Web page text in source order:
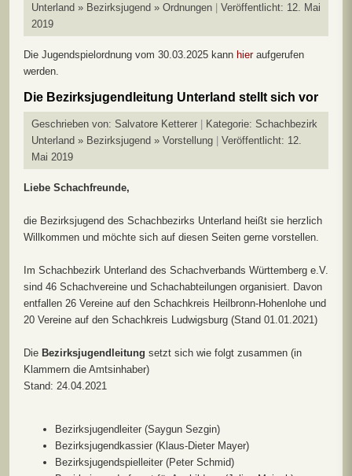
Unterland » Bezirksjugend » Ordnungen
Veröffentlicht: 12. Mai
2019
Die Jugendspielordnung vom 30.03.2025 kann hieraufgerufen
werden.
Die Bezirksjugendleitung Unterland stellt sich vor
Geschrieben von: Salvatore Ketterer Kategorie: Schachbezirk
Unterland » Bezirksjugend » Vorstellung
Veröffentlicht: 12.
Mai 2019
Liebe Schachfreunde,
die Bezirksjugend des Schachbezirks Unterland heißt sie herzlich
Willkommen und möchte sich auf diesen Seiten gerne vorstellen.
Im Schachbezirk Unterland des Schachverbands Württemberg e.V.
sind 46 Schachvereine und Schachabteilungen organisiert. Davon
entfallen 26 Vereine auf den Schachkreis Heilbronn-Hohenlohe und
20 Vereine auf den Schachkreis Ludwigsburg (Stand 01.01.2021)
Die Bezirksjugendleitung setzt sich wie folgt zusammen (in
Klammern die Amtsinhaber)
Stand: 24.04.2021
Bezirksjugendleiter (Saygun Sezgin)
Bezirksjugendkassier (Klaus-Dieter Mayer)
Bezirksjugendspielleiter (Peter Schmid)